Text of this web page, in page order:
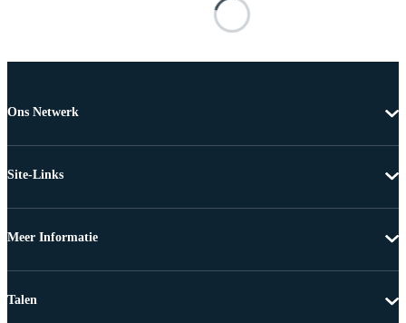
Ons Netwerk
Site-Links
Meer Informatie
Talen